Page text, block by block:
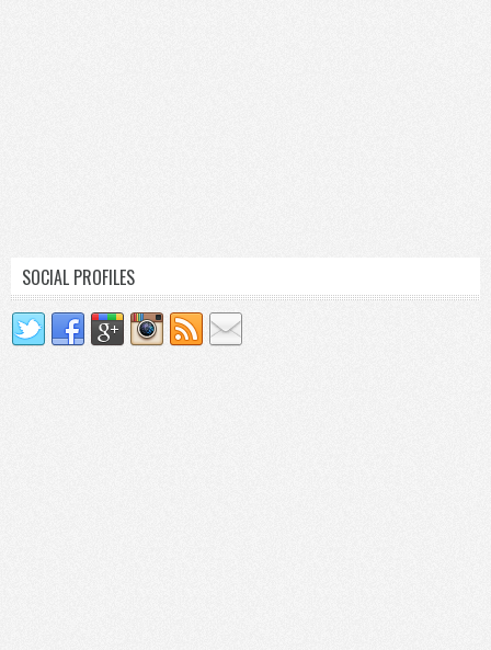
SOCIAL PROFILES